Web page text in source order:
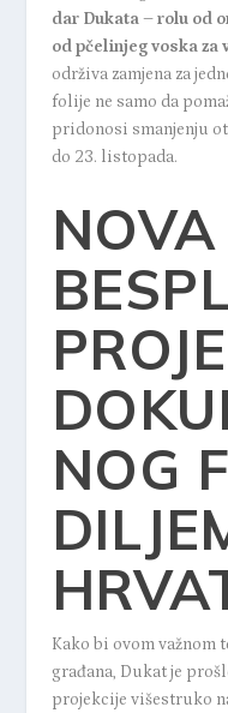
dar Dukata – rolu od
od pčelinjeg voska za
održiva zamjena za
folije ne samo da
pridonosi smanjenju
do 23. listopada.
NOG
Kako bi ovom važnom
građana, Dukat je
projekcije višestruko